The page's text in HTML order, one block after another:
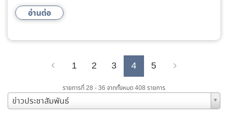
อ่านต่อ
1 2 3 4 5
รายการที่ 28 - 36 จากทั้งหมด 408 รายการ
ข่าวประชาสัมพันธ์